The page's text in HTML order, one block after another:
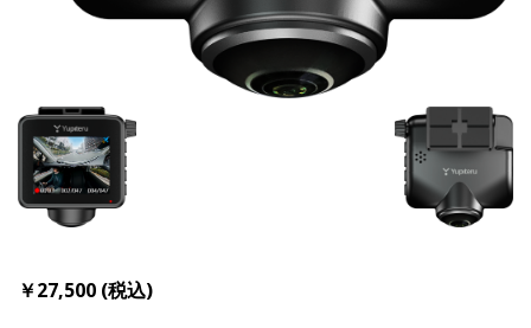
￥27,500 (税込)